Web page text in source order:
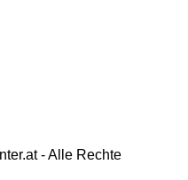
- Alle Rechte